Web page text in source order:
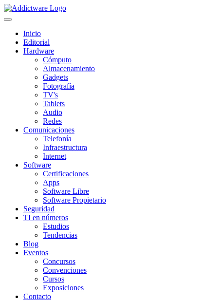
Inicio
Editorial
Hardware
Cómputo
Almacenamiento
Gadgets
Fotografía
TV's
Tablets
Audio
Redes
Comunicaciones
Telefonía
Infraestructura
Internet
Software
Certificaciones
Apps
Software Libre
Software Propietario
Seguridad
TI en números
Estudios
Tendencias
Blog
Eventos
Concursos
Convenciones
Cursos
Exposiciones
Contacto